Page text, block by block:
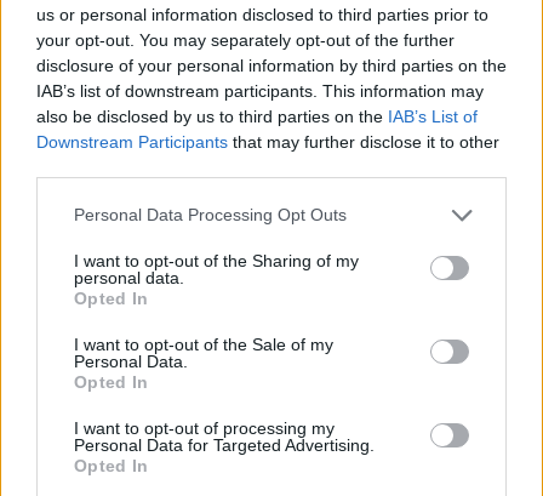
us or personal information disclosed to third parties prior to
your opt-out. You may separately opt-out of the further
disclosure of your personal information by third parties on the
IAB’s list of downstream participants. This information may
also be disclosed by us to third parties on the IAB’s List of
Downstream Participants that may further disclose it to other
Personal Data Processing Opt Outs
I want to opt-out of the Sharing of my
personal data.
Opted In
I want to opt-out of the Sale of my
Personal Data.
Opted In
I want to opt-out of processing my
Personal Data for Targeted Advertising.
Opted In
Nauka
Proste? 70% Polaków nie zna odpowiedzi
na te ...
Wiedza ogólna
Powtórka ze szkoły - ile razy wpadniesz?